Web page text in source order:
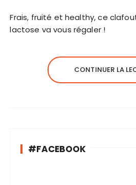
Frais, fruité et healthy, ce
lactose va vous régaler !
CONTINUER LA
#FACEBOOK